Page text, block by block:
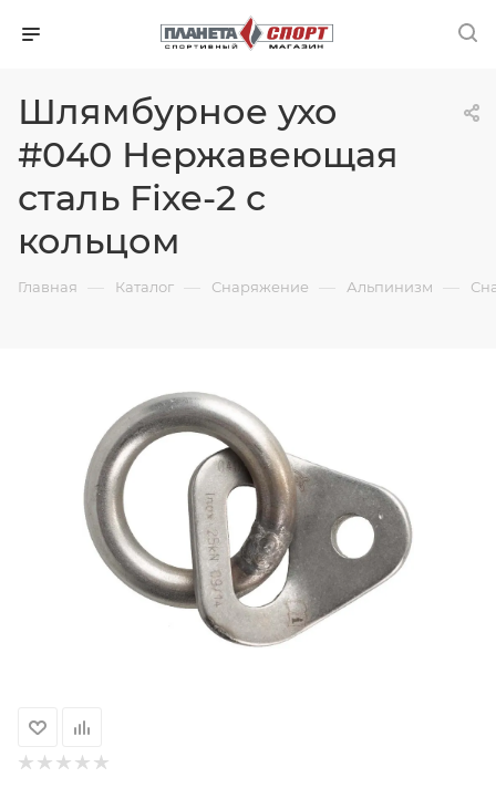
Шлямбурное ухо
#040 Нержавеющая
сталь Fixe-2 с
кольцом
Главная — Каталог — Снаряжение — Альпинизм —